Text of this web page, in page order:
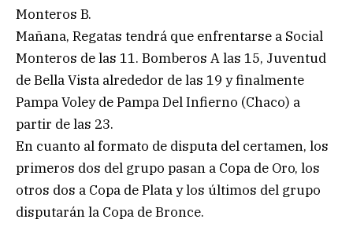
Monteros B.
Mañana, Regatas tendrá que enfrentarse a Social
Monteros de las 11. Bomberos A las 15, Juventud
de Bella Vista alrededor de las 19 y finalmente
Pampa Voley de Pampa Del Infierno (Chaco) a
partir de las 23.
En cuanto al formato de disputa del certamen, los
primeros dos del grupo pasan a Copa de Oro, los
otros dos a Copa de Plata y los últimos del grupo
disputarán la Copa de Bronce.